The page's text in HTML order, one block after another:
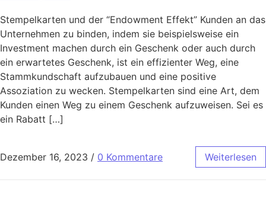
Stempelkarten und der “Endowment Effekt” Kunden an das
Unternehmen zu binden, indem sie beispielsweise ein
Investment machen durch ein Geschenk oder auch durch
ein erwartetes Geschenk, ist ein effizienter Weg, eine
Stammkundschaft aufzubauen und eine positive
Assoziation zu wecken. Stempelkarten sind eine Art, dem
Kunden einen Weg zu einem Geschenk aufzuweisen. Sei es
ein Rabatt […]
Dezember 16, 2023 / 0 Kommentare Weiterlesen